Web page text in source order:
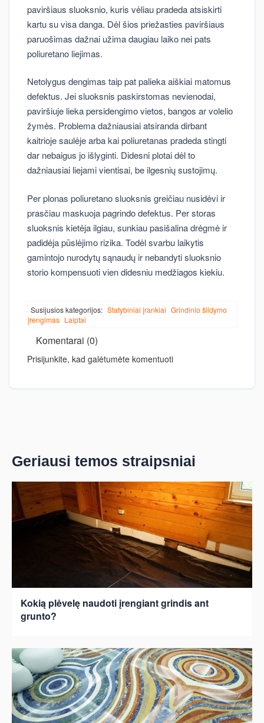
paviršiaus sluoksnio, kuris vėliau pradeda atsiskirti
kartu su visa danga. Dėl šios priežasties paviršiaus
paruošimas dažnai užima daugiau laiko nei pats
poliuretano liejimas.
Netolygus dengimas taip pat palieka aiškiai matomus
defektus. Jei sluoksnis paskirstomas nevienodai,
paviršiuje lieka persidengimo vietos, bangos ar volelio
žymės. Problema dažniausiai atsiranda dirbant
kaitrioje saulėje arba kai poliuretanas pradeda stingti
dar nebaigus jo išlyginti. Didesni plotai dėl to
dažniausiai liejami vientisai, be ilgesnių sustojimų.
Per plonas poliuretano sluoksnis greičiau nusidėvi ir
prasčiau maskuoja pagrindo defektus. Per storas
sluoksnis kietėja ilgiau, sunkiau pasišalina drėgmė ir
padidėja pūslėjimo rizika. Todėl svarbu laikytis
gamintojo nurodytų sąnaudų ir nebandyti sluoksnio
storio kompensuoti vien didesniu medžiagos kiekiu.
Susijusios kategorijos: Statybiniai įrankiai Grindinio šildymo
įrengimas Laiptai
Komentarai (0)
Prisijunkite, kad galėtumėte komentuoti
Geriausi temos straipsniai
Kokią plėvelę naudoti įrengiant grindis ant
grunto?